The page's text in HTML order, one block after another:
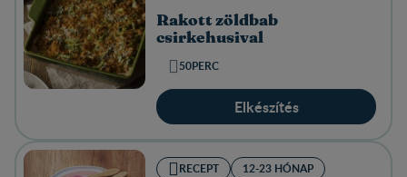
Rakott zöldbab
csirkehusival
50PERC
Elkészítés
RECEPT 12-23 HÓNAP